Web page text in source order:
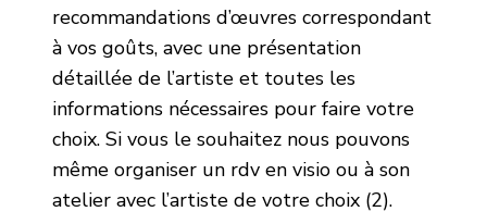
recommandations d’œuvres correspondant
à vos goûts, avec une présentation
détaillée de l’artiste et toutes les
informations nécessaires pour faire votre
choix. Si vous le souhaitez nous pouvons
même organiser un rdv en visio ou à son
atelier avec l’artiste de votre choix (2).